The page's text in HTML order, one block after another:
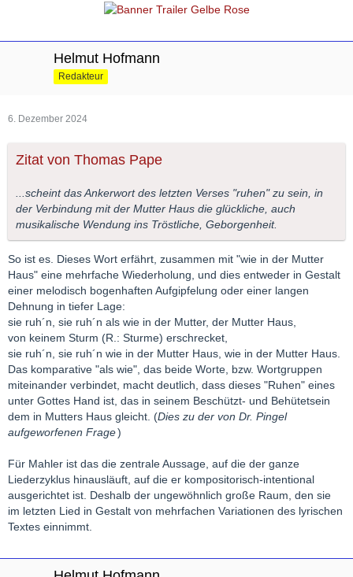
Helmut Hofmann
Redakteur
6. Dezember 2024
Zitat von Thomas Pape
...scheint das Ankerwort des letzten Verses "ruhen" zu sein, in
der Verbindung mit der Mutter Haus die glückliche, auch
musikalische Wendung ins Tröstliche, Geborgenheit.
So ist es. Dieses Wort erfährt, zusammen mit "wie in der Mutter
Haus" eine mehrfache Wiederholung, und dies entweder in Gestalt
einer melodisch bogenhaften Aufgipfelung oder einer langen
Dehnung in tiefer Lage:
sie ruh´n, sie ruh´n als wie in der Mutter, der Mutter Haus,
von keinem Sturm (R.: Sturme) erschrecket,
sie ruh´n, sie ruh´n wie in der Mutter Haus, wie in der Mutter Haus.
Das komparative "als wie", das beide Worte, bzw. Wortgruppen
miteinander verbindet, macht deutlich, dass dieses "Ruhen" eines
unter Gottes Hand ist, das in seinem Beschützt- und Behütetsein
dem in Mutters Haus gleicht. (Dies zu der von Dr. Pingel
aufgeworfenen Frage)
Für Mahler ist das die zentrale Aussage, auf die der ganze
Liederzyklus hinausläuft, auf die er kompositorisch-intentional
ausgerichtet ist. Deshalb der ungewöhnlich große Raum, den sie
im letzten Lied in Gestalt von mehrfachen Variationen des lyrischen
Textes einnimmt.